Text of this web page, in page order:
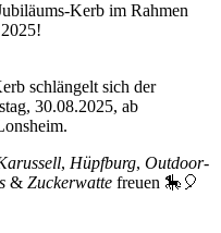
Kerb im Rahmen
schlängelt sich der
30.08.2025, ab
, Hüpfburg, Outdoor-
& Zuckerwatte freuen 🎠🎈